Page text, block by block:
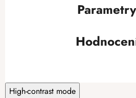
Parametry
High-contrast mode